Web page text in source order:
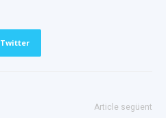
Twitter
Article següent